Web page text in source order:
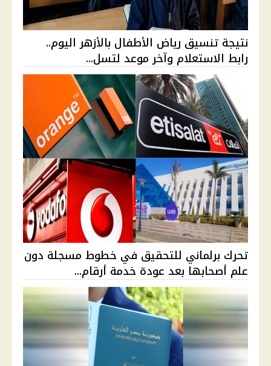
نتيجة تنسيق رياض الأطفال بالأزهر اليوم..
رابط الاستعلام وآخر موعد لتسل...
تحرك برلماني للتحقيق في خطوط مسجلة دون
علم أصحابها بعد عودة خدمة أرقام...